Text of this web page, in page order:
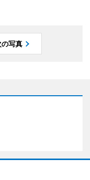
の写真